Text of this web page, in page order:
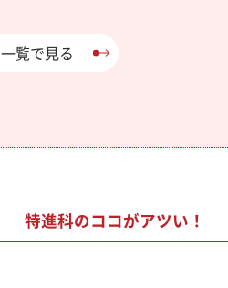
一覧で見る
特進科のココがアツい！